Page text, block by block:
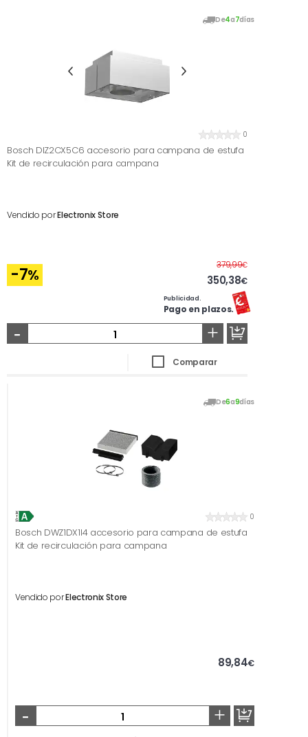
De4a7días
0
Bosch DIZ2CX5C6 accesorio para campana de estufa
Kit de recirculación para campana
Vendido porElectronix Store
-7%
379,99€Antes
350,38€
Publicidad.
Pago en plazos.
- +
Comparar
De6a9días
0
Bosch DWZ1DX1I4 accesorio para campana de estufa
Kit de recirculación para campana
Vendido porElectronix Store
89,84€
- +